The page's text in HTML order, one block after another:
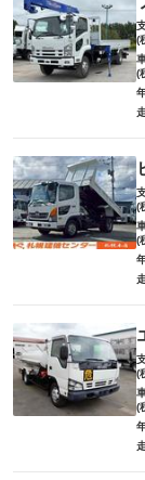
(
(
(
(
(
(